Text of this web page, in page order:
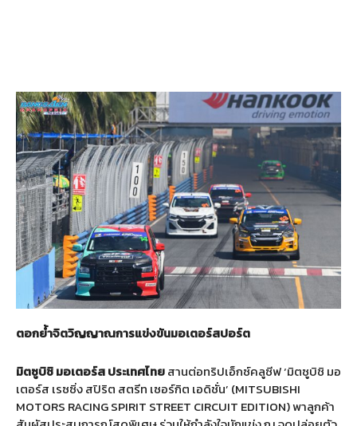
ตอกย้ำจิตวิญญาณการแข่งขันมอเตอร์สปอร์ต
มิตซูบิชิมอเตอร์สประเทศไทยสานต่อทริปเอ็กซ์คลูซีฟ ‘มิตซูบิชิ มอ
เตอร์ส เรซซิ่ง สปิริต สตรีท เซอร์กิต เอดิชั่น’ (MITSUBISHI
MOTORS RACING SPIRIT STREET CIRCUIT EDITION) พาลูกค้า